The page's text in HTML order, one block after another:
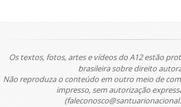
Os textos, fotos, artes e vídeos do A12 estão
brasileira sobre direito
Não reproduza o conteúdo em outro meio de
impresso, sem autorização